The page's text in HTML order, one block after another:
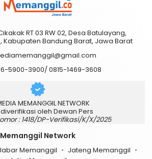
RT 03 RW 02, Desa Batulayang,
Kabupaten Bandung Barat, Jawa Barat
5900-3900/ 0815-1469-3608
MEMANGGIL NETWORK
oleh Dewan Pers
: 1418/DP-Verifikasi/K/X/2025
Memanggil Network
Memanggil
Jateng Memanggil